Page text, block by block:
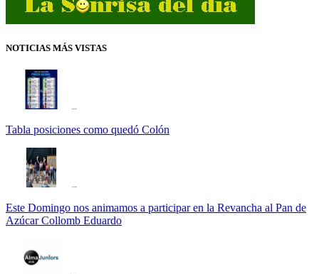
NOTICIAS MÁS VISTAS
Tabla posiciones como quedó Colón
Este Domingo nos animamos a participar en la Revancha al Pan de
Azúcar Collomb Eduardo